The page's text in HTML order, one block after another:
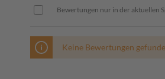
Bewertungen nur in der aktuellen
Keine Bewertungen